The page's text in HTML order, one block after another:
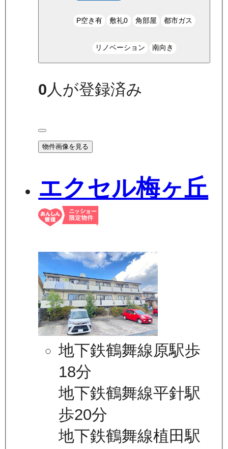
P空き有 敷礼0 角部屋 都市ガス
リノベーション 南向き
0 人が登録済み
物件画像を見る
エクセル梅ヶ丘
地下鉄鶴舞線原駅歩
18分
地下鉄鶴舞線平針駅
歩20分
地下鉄鶴舞線植田駅